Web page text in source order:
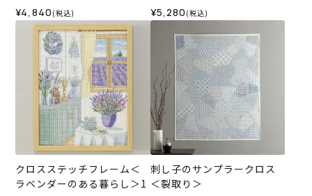
¥4,840 (税込) ¥5,280 (税込)
クロスステッチフレーム＜
ラベンダーのある暮らし＞1
刺し子のサンプラークロス
＜裂取り＞